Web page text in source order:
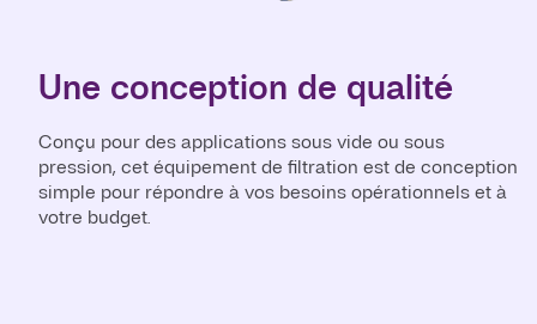
Une conception de qualité
Conçu pour des applications sous vide ou sous
pression, cet équipement de filtration est de conception
simple pour répondre à vos besoins opérationnels et à
votre budget.